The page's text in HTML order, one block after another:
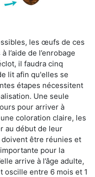
les œufs de ces
l’aide de l’enrobage
il faudra cinq
lit afin qu'elles se
étapes nécessitent
Une seule
pour arriver à
coloration claire, les
au début de leur
être réunies et
pour la
arrive à l’âge adulte,
oscille entre 6 mois et 1